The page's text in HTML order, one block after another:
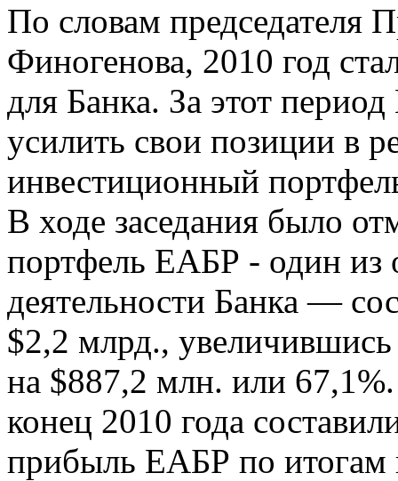
По словам председателя
Финогенова, 2010 год
для Банка. За этот
усилить свои позиции в
инвестиционный
В ходе заседания было
портфель ЕАБР - один из
деятельности Банка —
$2,2 млрд.,
на $887,2 млн. или
конец 2010 года
прибыль ЕАБР по итогам